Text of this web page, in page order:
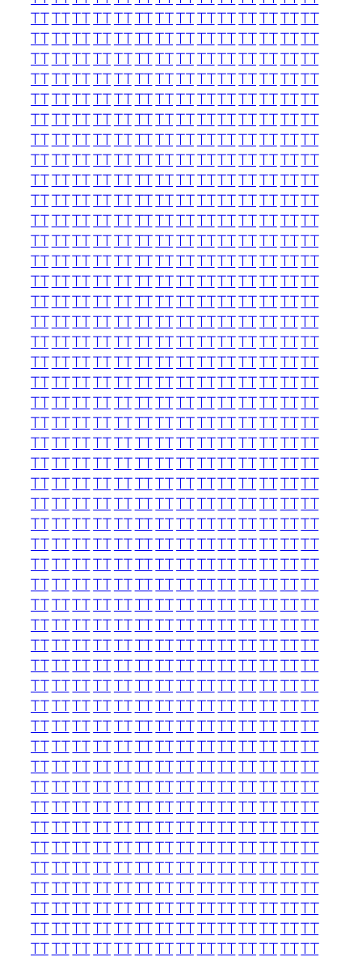
TTTTTTTTTTTTTTTTTTTTTTTTTTTT
TTTTTTTTTTTTTTTTTTTTTTTTTTTT
TTTTTTTTTTTTTTTTTTTTTTTTTTTT
TTTTTTTTTTTTTTTTTTTTTTTTTTTT
TTTTTTTTTTTTTTTTTTTTTTTTTTTT
TTTTTTTTTTTTTTTTTTTTTTTTTTTT
TTTTTTTTTTTTTTTTTTTTTTTTTTTT
TTTTTTTTTTTTTTTTTTTTTTTTTTTT
TTTTTTTTTTTTTTTTTTTTTTTTTTTT
TTTTTTTTTTTTTTTTTTTTTTTTTTTT
TTTTTTTTTTTTTTTTTTTTTTTTTTTT
TTTTTTTTTTTTTTTTTTTTTTTTTTTT
TTTTTTTTTTTTTTTTTTTTTTTTTTTT
TTTTTTTTTTTTTTTTTTTTTTTTTTTT
TTTTTTTTTTTTTTTTTTTTTTTTTTTT
TTTTTTTTTTTTTTTTTTTTTTTTTTTT
TTTTTTTTTTTTTTTTTTTTTTTTTTTT
TTTTTTTTTTTTTTTTTTTTTTTTTTTT
TTTTTTTTTTTTTTTTTTTTTTTTTTTT
TTTTTTTTTTTTTTTTTTTTTTTTTTTT
TTTTTTTTTTTTTTTTTTTTTTTTTTTT
TTTTTTTTTTTTTTTTTTTTTTTTTTTT
TTTTTTTTTTTTTTTTTTTTTTTTTTTT
TTTTTTTTTTTTTTTTTTTTTTTTTTTT
TTTTTTTTTTTTTTTTTTTTTTTTTTTT
TTTTTTTTTTTTTTTTTTTTTTTTTTTT
TTTTTTTTTTTTTTTTTTTTTTTTTTTT
TTTTTTTTTTTTTTTTTTTTTTTTTTTT
TTTTTTTTTTTTTTTTTTTTTTTTTTTT
TTTTTTTTTTTTTTTTTTTTTTTTTTTT
TTTTTTTTTTTTTTTTTTTTTTTTTTTT
TTTTTTTTTTTTTTTTTTTTTTTTTTTT
TTTTTTTTTTTTTTTTTTTTTTTTTTTT
TTTTTTTTTTTTTTTTTTTTTTTTTTTT
TTTTTTTTTTTTTTTTTTTTTTTTTTTT
TTTTTTTTTTTTTTTTTTTTTTTTTTTT
TTTTTTTTTTTTTTTTTTTTTTTTTTTT
TTTTTTTTTTTTTTTTTTTTTTTTTTTT
TTTTTTTTTTTTTTTTTTTTTTTTTTTT
TTTTTTTTTTTTTTTTTTTTTTTTTTTT
TTTTTTTTTTTTTTTTTTTTTTTTTTTT
TTTTTTTTTTTTTTTTTTTTTTTTTTTT
TTTTTTTTTTTTTTTTTTTTTTTTTTTT
TTTTTTTTTTTTTTTTTTTTTTTTTTTT
TTTTTTTTTTTTTTTTTTTTTTTTTTTT
TTTTTTTTTTTTTTTTTTTTTTTTTTTT
TTTTTTTTTTTTTTTTTTTTTTTTTTTT